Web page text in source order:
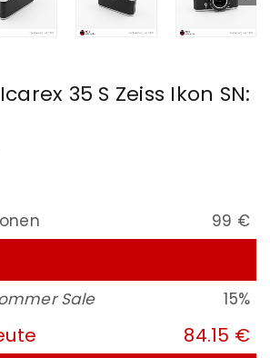
35 S Zeiss Ikon SN:
99 €
Sale 15%
84.15 €